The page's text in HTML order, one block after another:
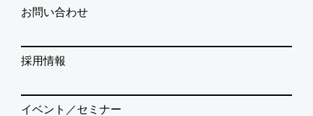
お問い合わせ
採用情報
イベント／セミナー